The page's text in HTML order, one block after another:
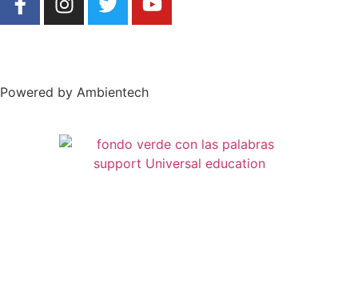
Powered by Ambientech